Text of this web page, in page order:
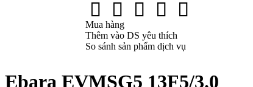
Mua hàng
Thêm vào DS yêu thích
So sánh sản phẩm dịch vụ
Ebara EVMSG5 13F5/3.0